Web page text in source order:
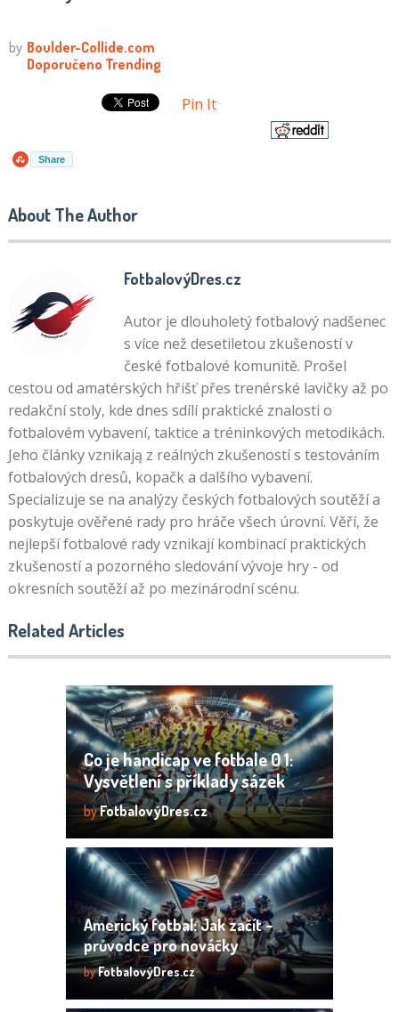
Pin It
Share
About The Author
FotbalovýDres.cz
Autor je dlouholetý fotbalový nadšenec
s více než desetiletou zkušeností v
české fotbalové komunitě. Prošel
cestou od amatérských hřišť přes trenérské lavičky až po
redakční stoly, kde dnes sdílí praktické znalosti o
fotbalovém vybavení, taktice a tréninkových metodikách.
Jeho články vznikają z reálných zkušeností s testováním
fotbalových dresů, kopačk a dalšího vybavení.
Specializuje se na analýzy českých fotbalových soutěží a
poskytuje ověřené rady pro hráče všech úrovní. Věří, že
nejlepší fotbalové rady vznikají kombinací praktických
zkušeností a pozorného sledování vývoje hry - od
okresních soutěží až po mezinárodní scénu.
Related Articles
Co je handicap ve fotbale 0 1:
Vysvětlení s příklady sázek
byFotbalovýDres.cz
Americký fotbal: Jak začít –
průvodce pro nováčky
byFotbalovýDres.cz